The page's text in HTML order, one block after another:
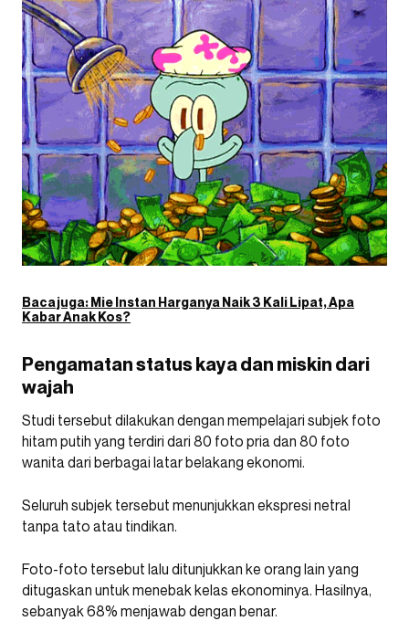
Baca juga:Mie Instan Harganya Naik 3 Kali Lipat, Apa
Kabar Anak Kos?
Pengamatan status kaya dan miskin dari
wajah
Studi tersebut dilakukan dengan mempelajari subjek foto
hitam putih yang terdiri dari 80 foto pria dan 80 foto
wanita dari berbagai latar belakang ekonomi.
Seluruh subjek tersebut menunjukkan ekspresi netral
tanpa tato atau tindikan.
Foto-foto tersebut lalu ditunjukkan ke orang lain yang
ditugaskan untuk menebak kelas ekonominya. Hasilnya,
sebanyak 68% menjawab dengan benar.